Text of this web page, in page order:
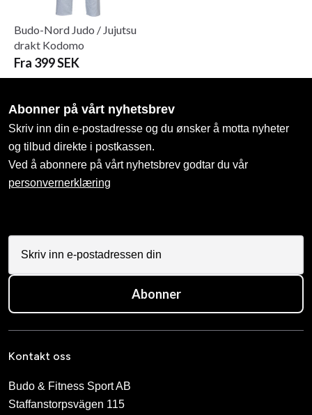
IK Södras vision
Vår vision är att utveckla harmoniska och ansvarstagande
judoutövare som var och en når sin fulla potential.
Vi lär ut judo med glädje och kvalité, till judoutövare i alla
åldrar, utifrån individuella förutsättningar. Som
judoutövare bjuds du in till en inkluderande gemenskap
med allsidig träning som ger stärkt kroppskontroll, balans,
smidighet och självkänsla.
Budo-Nord Judo / Jujutsu
drakt Kodomo
Fra 399 SEK
Abonner på vårt nyhetsbrev
Skriv inn din e-postadresse og du ønsker å motta nyheter
og tilbud direkte i postkassen.
Ved å abonnere på vårt nyhetsbrev godtar du vår
personvernerklæring
Abonner
Kontakt oss
Budo & Fitness Sport AB
Staffanstorpsvägen 115